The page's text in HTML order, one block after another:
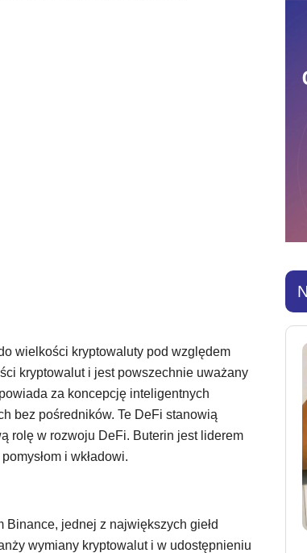
wielkości kryptowaluty pod względem
kryptowalut i jest powszechnie uważany
za koncepcję inteligentnych
bez pośredników. Te DeFi stanowią
rolę w rozwoju DeFi. Buterin jest liderem
i wkładowi.
jednej z największych giełd
wymiany kryptowalut i w udostępnieniu